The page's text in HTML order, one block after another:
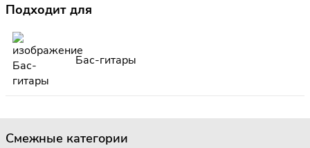
Подходит для
Бас-гитары
Смежные категории